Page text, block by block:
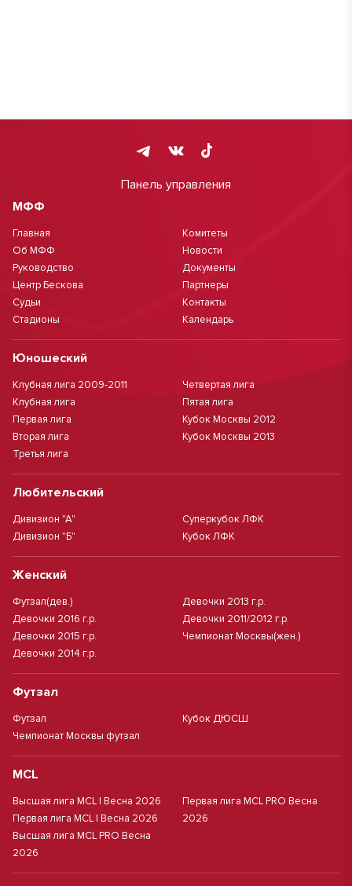
Панель управления
МФФ
Главная
Об МФФ
Руководство
Центр Бескова
Судьи
Стадионы
Комитеты
Новости
Документы
Партнеры
Контакты
Календарь
Юношеский
Клубная лига 2009-2011
Клубная лига
Первая лига
Вторая лига
Третья лига
Четвертая лига
Пятая лига
Кубок Москвы 2012
Кубок Москвы 2013
Любительский
Дивизион "А"
Дивизион "Б"
Суперкубок ЛФК
Кубок ЛФК
Женский
Футзал(дев.)
Девочки 2016 г.р.
Девочки 2015 г.р.
Девочки 2014 г.р.
Девочки 2013 г.р.
Девочки 2011/2012 г.р.
Чемпионат Москвы(жен.)
Футзал
Футзал
Чемпионат Москвы футзал
Кубок ДЮСШ
MCL
Высшая лига MCL | Весна 2026
Первая лига MCL | Весна 2026
Высшая лига MCL PRO Весна
2026
Первая лига MCL PRO Весна
2026